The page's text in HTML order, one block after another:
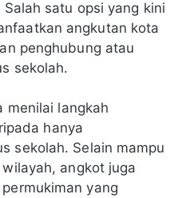
satu opsi yang kini
angkutan kota
penghubung atau
sekolah.
menilai langkah
hanya
sekolah. Selain mampu
angkot juga
yang